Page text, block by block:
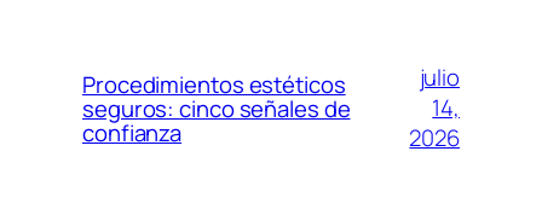
Procedimientos estéticos
seguros: cinco señales de
confianza
julio
14,
2026